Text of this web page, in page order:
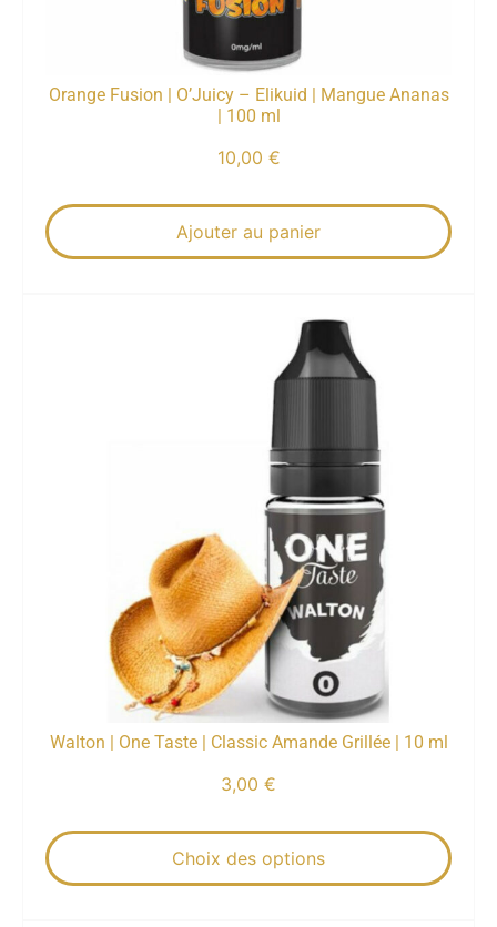
Orange Fusion | O’Juicy – Elikuid | Mangue Ananas
| 100 ml
10,00 €
Ajouter au panier
Walton | One Taste | Classic Amande Grillée | 10 ml
3,00 €
Choix des options